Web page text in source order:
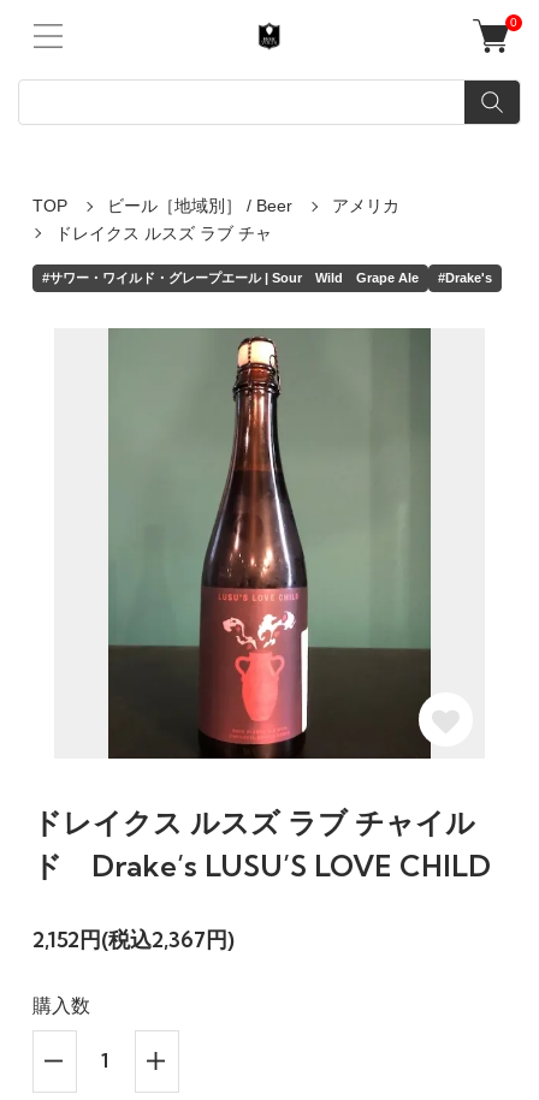
0
TOP ビール［地域別］ / Beer
アメリカ
ドレイクス ルスズ ラブ チャ
#サワー・ワイルド・グレープエール | Sour Wild Grape Ale #Drake's
ドレイクス ルスズ ラブ チャイル
ド Drake’s LUSU’S LOVE CHILD
2,152円(税込2,367円)
購入数